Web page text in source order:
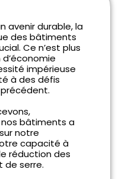
avenir durable, la
des bâtiments
Ce n’est plus
impérieuse
à des défis
bâtiments a
notre
capacité à
réduction des
de serre.